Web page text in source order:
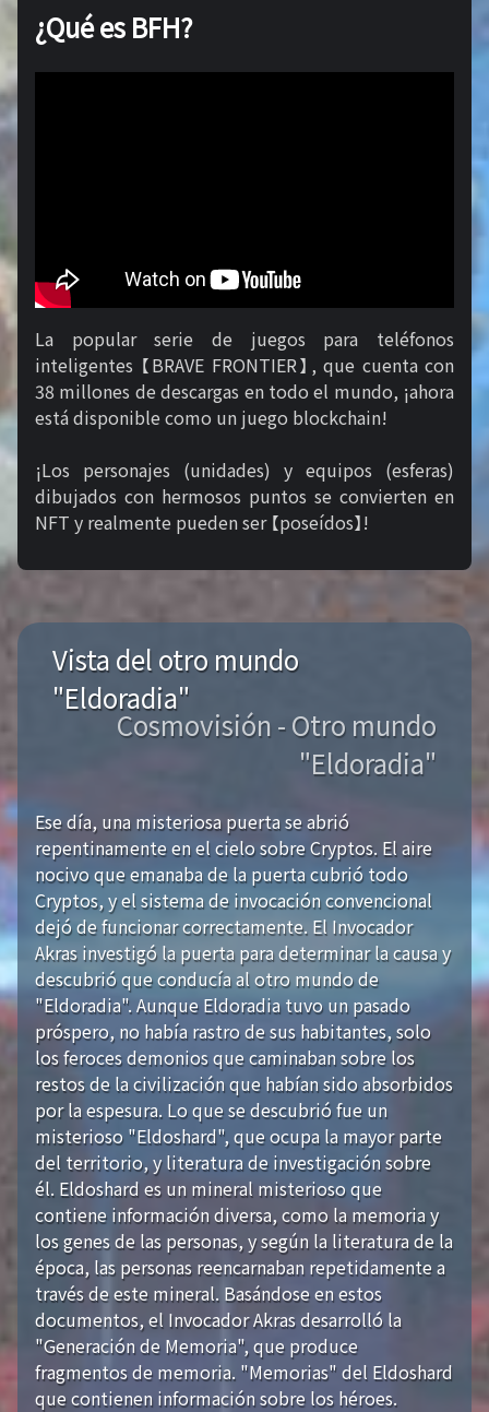
¿Qué es BFH?
La popular serie de juegos para teléfonos
inteligentes 【BRAVE FRONTIER】, que cuenta con
38 millones de descargas en todo el mundo, ¡ahora
está disponible como un juego blockchain!
¡Los personajes (unidades) y equipos (esferas)
dibujados con hermosos puntos se convierten en
NFT y realmente pueden ser 【poseídos】!
Vista del otro mundo
"Eldoradia"
Cosmovisión - Otro mundo
"Eldoradia"
Ese día, una misteriosa puerta se abrió
repentinamente en el cielo sobre Cryptos. El aire
nocivo que emanaba de la puerta cubrió todo
Cryptos, y el sistema de invocación convencional
dejó de funcionar correctamente. El Invocador
Akras investigó la puerta para determinar la causa y
descubrió que conducía al otro mundo de
"Eldoradia". Aunque Eldoradia tuvo un pasado
próspero, no había rastro de sus habitantes, solo
los feroces demonios que caminaban sobre los
restos de la civilización que habían sido absorbidos
por la espesura. Lo que se descubrió fue un
misterioso "Eldoshard", que ocupa la mayor parte
del territorio, y literatura de investigación sobre
él. Eldoshard es un mineral misterioso que
contiene información diversa, como la memoria y
los genes de las personas, y según la literatura de la
época, las personas reencarnaban repetidamente a
través de este mineral. Basándose en estos
documentos, el Invocador Akras desarrolló la
"Generación de Memoria", que produce
fragmentos de memoria. "Memorias" del Eldoshard
que contienen información sobre los héroes.